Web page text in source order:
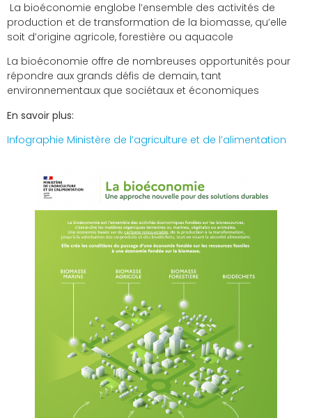
La bioéconomie englobe l’ensemble des activités de
production et de transformation de la biomasse, qu’elle
soit d’origine agricole, forestière ou aquacole
La bioéconomie offre de nombreuses opportunités pour
répondre aux grands défis de demain, tant
environnementaux que sociétaux et économiques
En savoir plus:
Infographie Ministère de l’agriculture et de l’alimentation